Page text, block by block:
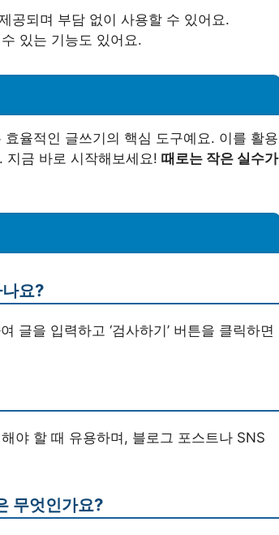
공되며 부담 없이 사용할 수 있어요.
있는 기능도 있어요.
율적인 글쓰기의 핵심 도구예요. 이를 활용
지금 바로 시작해보세요! 때로는 작은 실수가
요?
글을 입력하고 ‘검사하기’ 버튼을 클릭하면
야 할 때 유용하며, 블로그 포스트나 SNS
무엇인가요?